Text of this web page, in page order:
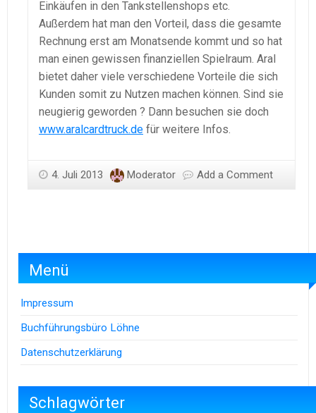
Einkäufen in den Tankstellenshops etc.
Außerdem hat man den Vorteil, dass die gesamte
Rechnung erst am Monatsende kommt und so hat
man einen gewissen finanziellen Spielraum. Aral
bietet daher viele verschiedene Vorteile die sich
Kunden somit zu Nutzen machen können. Sind sie
neugierig geworden ? Dann besuchen sie doch
www.aralcardtruck.de für weitere Infos.
4. Juli 2013 Moderator Add a Comment
Menü
Impressum
Buchführungsbüro Löhne
Datenschutzerklärung
Schlagwörter